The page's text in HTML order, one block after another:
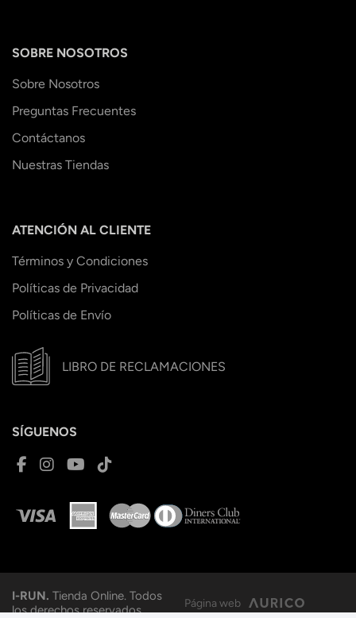
SOBRE NOSOTROS
Sobre Nosotros
Preguntas Frecuentes
Contáctanos
Nuestras Tiendas
ATENCIÓN AL CLIENTE
Términos y Condiciones
Políticas de Privacidad
Políticas de Envío
LIBRO DE RECLAMACIONES
SÍGUENOS
I-RUN. Tienda Online. Todos
los derechos reservados.
Página web